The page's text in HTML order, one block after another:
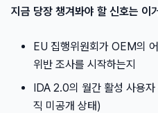
지금 당장 챙겨봐야 할 신호는 이
EU 집행위원회가 OEM의
위반 조사를 시작하는지
IDA 2.0의 월간 활성 사용
직 미공개 상태)